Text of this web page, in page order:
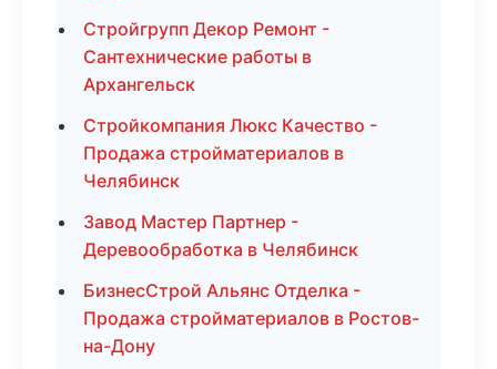
Стройгрупп Декор Ремонт -
Сантехнические работы в
Архангельск
Стройкомпания Люкс Качество -
Продажа стройматериалов в
Челябинск
Завод Мастер Партнер -
Деревообработка в Челябинск
БизнесСтрой Альянс Отделка -
Продажа стройматериалов в Ростов-
на-Дону